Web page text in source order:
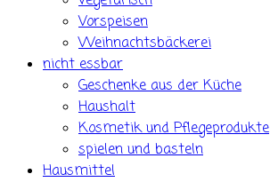
Vorspeisen
Weihnachtsbäckerei
nicht essbar
Geschenke aus der Küche
Haushalt
Kosmetik und Pflegeprodukte
spielen und basteln
Hausmittel